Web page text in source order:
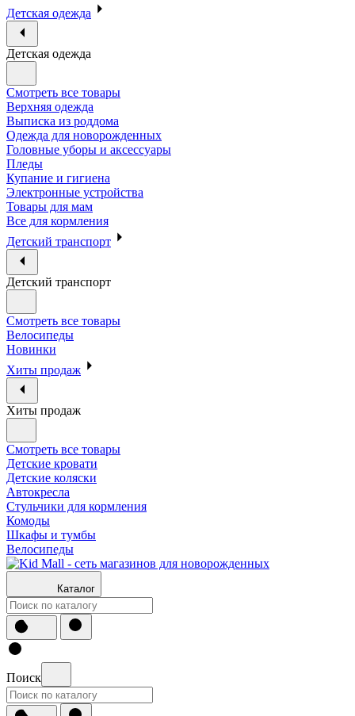
Детская одежда
Детская одежда
Смотреть все товары
Верхняя одежда
Выписка из роддома
Одежда для новорожденных
Головные уборы и аксессуары
Пледы
Купание и гигиена
Электронные устройства
Товары для мам
Все для кормления
Детский транспорт
Детский транспорт
Смотреть все товары
Велосипеды
Новинки
Хиты продаж
Хиты продаж
Смотреть все товары
Детские кровати
Детские коляски
Автокресла
Стульчики для кормления
Комоды
Шкафы и тумбы
Велосипеды
Каталог
Поиск